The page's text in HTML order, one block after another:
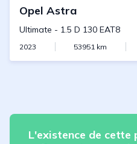
Opel Astra
Ultimate - 1.5 D 130 EAT8
2023 53951 km
L'existence de